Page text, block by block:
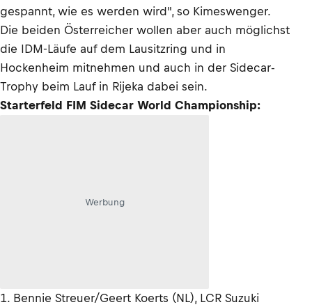
gespannt, wie es werden wird", so Kimeswenger.
Die beiden Österreicher wollen aber auch möglichst
die IDM-Läufe auf dem Lausitzring und in
Hockenheim mitnehmen und auch in der Sidecar-
Trophy beim Lauf in Rijeka dabei sein.
Starterfeld FIM Sidecar World Championship:
Werbung
1. Bennie Streuer/Geert Koerts (NL), LCR Suzuki